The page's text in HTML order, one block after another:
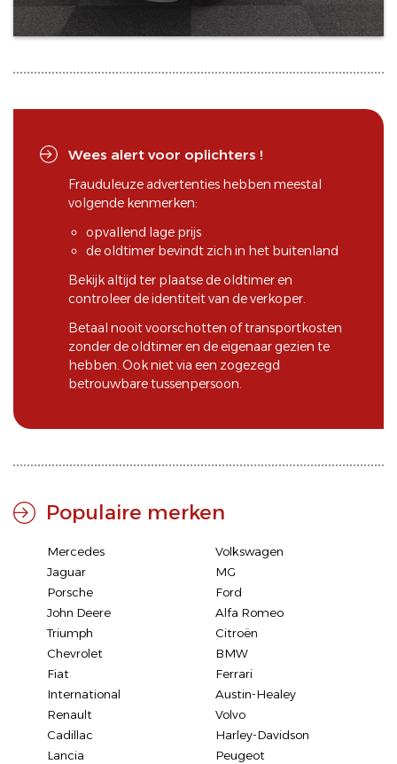
Wees alert voor oplichters !
Frauduleuze advertenties hebben meestal
volgende kenmerken:
opvallend lage prijs
de oldtimer bevindt zich in het buitenland
Bekijk altijd ter plaatse de oldtimer en
controleer de identiteit van de verkoper.
Betaal nooit voorschotten of transportkosten
zonder de oldtimer en de eigenaar gezien te
hebben. Ook niet via een zogezegd
betrouwbare tussenpersoon.
Populaire merken
Mercedes
Volkswagen
Jaguar
MG
Porsche
Ford
John Deere
Alfa Romeo
Triumph
Citroën
Chevrolet
BMW
Fiat
Ferrari
International
Austin-Healey
Renault
Volvo
Cadillac
Harley-Davidson
Lancia
Peugeot